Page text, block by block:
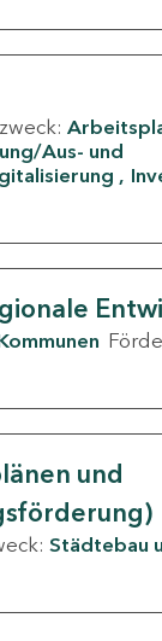
Aus- und
und
Städtebau